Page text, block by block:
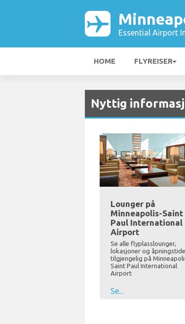
Essential Airport
HOME FLYREISER
Nyttig
Lounger på
Minneapolis-Saint
Paul International
Airport
Se alle flyplasslounger,
lokasjoner og
tilgjengelig på
Saint Paul International
Airport
Se...